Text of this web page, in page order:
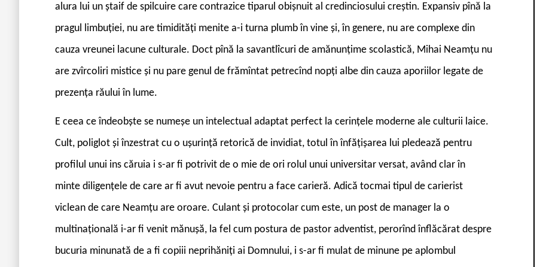
alura lui un ștaif de spilcuire care contrazice tiparul obișnuit al credinciosului creștin. Expansiv pînă la
pragul limbuției, nu are timidități menite a-i turna plumb în vine și, în genere, nu are complexe din
cauza vreunei lacune culturale. Doct pînă la savantlîcuri de amănunțime scolastică, Mihai Neamțu nu
are zvîrcoliri mistice și nu pare genul de frămîntat petrecînd nopți albe din cauza aporiilor legate de
prezența răului în lume.
E ceea ce îndeobște se numeșe un intelectual adaptat perfect la cerințele moderne ale culturii laice.
Cult, poliglot și înzestrat cu o ușurință retorică de invidiat, totul în înfățișarea lui pledează pentru
profilul unui ins căruia i s-ar fi potrivit de o mie de ori rolul unui universitar versat, având clar în
minte diligențele de care ar fi avut nevoie pentru a face carieră. Adică tocmai tipul de carierist
viclean de care Neamțu are oroare. Culant și protocolar cum este, un post de manager la o
multinațională i-ar fi venit mănușă, la fel cum postura de pastor adventist, perorînd înflăcărat despre
bucuria minunată de a fi copiii neprihăniți ai Domnului, i s-ar fi mulat de minune pe aplombul